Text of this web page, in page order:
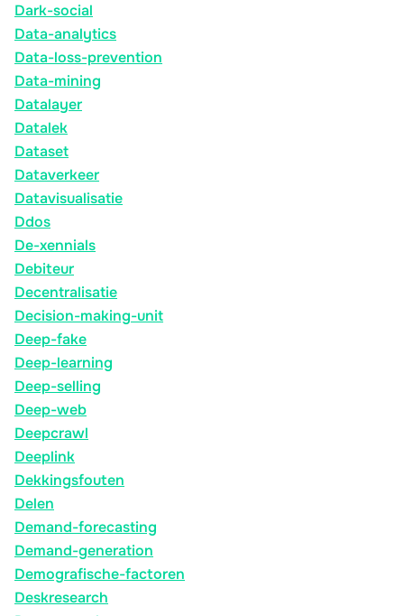
Dark-social
Data-analytics
Data-loss-prevention
Data-mining
Datalayer
Datalek
Dataset
Dataverkeer
Datavisualisatie
Ddos
De-xennials
Debiteur
Decentralisatie
Decision-making-unit
Deep-fake
Deep-learning
Deep-selling
Deep-web
Deepcrawl
Deeplink
Dekkingsfouten
Delen
Demand-forecasting
Demand-generation
Demografische-factoren
Deskresearch